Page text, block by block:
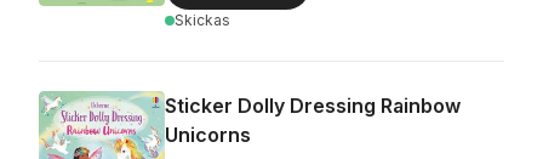
Skickas
Sticker Dolly Dressing Rainbow
Unicorns